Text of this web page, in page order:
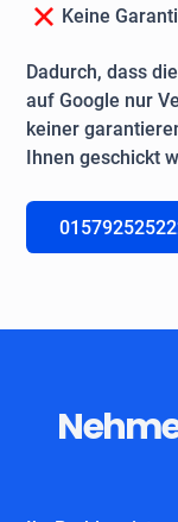
Keine
Dadurch, dass
auf Google nur
keiner
Ihnen geschickt